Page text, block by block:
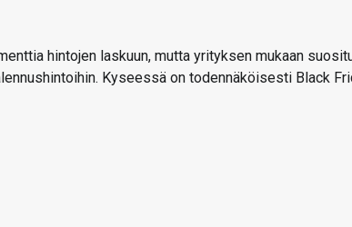
hintojen laskuun, mutta yrityksen mukaan
Kyseessä on todennäköisesti Black